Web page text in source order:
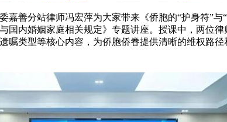
嘉善分站律师冯宏萍为大家带来《侨胞的“护身符”
国内婚姻家庭相关规定》专题讲座。授课中，两位
嘱类型等核心内容，为侨胞侨眷提供清晰的维权路